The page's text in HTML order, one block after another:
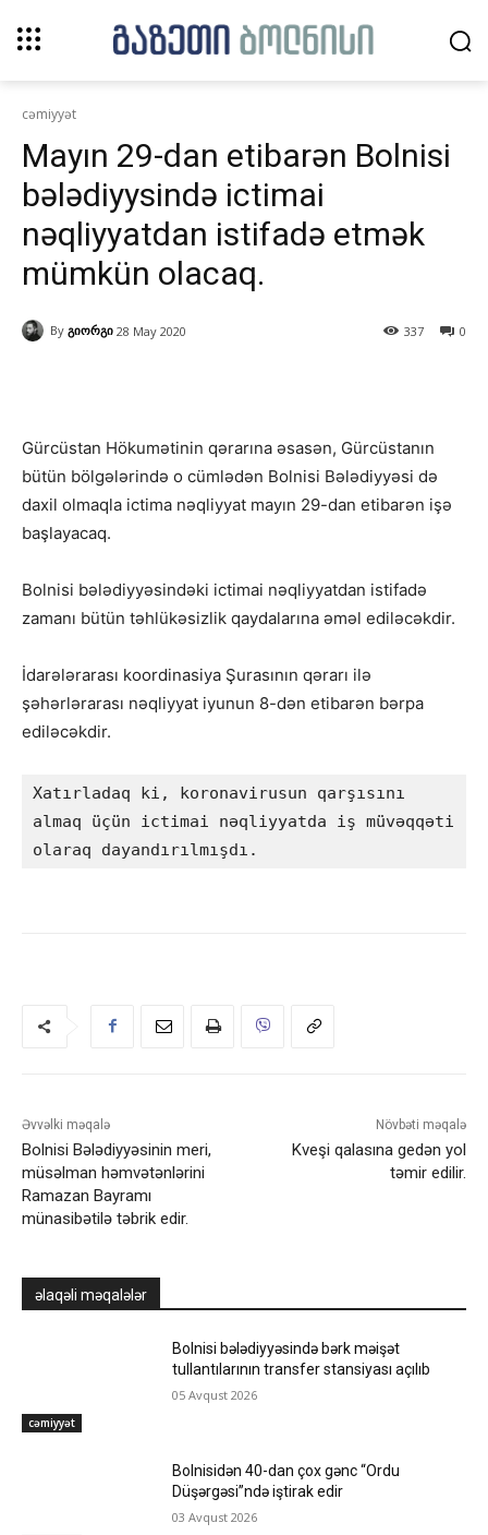
cəmiyyət
Mayın 29-dan etibarən Bolnisi
bələdiyysində ictimai
nəqliyyatdan istifadə etmək
mümkün olacaq.
By გიორგი 28 May 2020 0
337
Gürcüstan Hökumətinin qərarına əsasən, Gürcüstanın
bütün bölgələrində o cümlədən Bolnisi Bələdiyyəsi də
daxil olmaqla ictima nəqliyyat mayın 29-dan etibarən işə
başlayacaq.
Bolnisi bələdiyyəsindəki ictimai nəqliyyatdan istifadə
zamanı bütün təhlükəsizlik qaydalarına əməl ediləcəkdir.
İdarələrarası koordinasiya Şurasının qərarı ilə
şəhərlərarası nəqliyyat iyunun 8-dən etibarən bərpa
ediləcəkdir.
Xatırladaq ki, koronavirusun qarşısını
almaq üçün ictimai nəqliyyatda iş müvəqqəti
olaraq dayandırılmışdı.
Əvvəlki məqalə
Bolnisi Bələdiyyəsinin meri,
müsəlman həmvətənlərini
Ramazan Bayramı
münasibətilə təbrik edir.
Növbəti məqalə
Kveşi qalasına gedən yol
təmir edilir.
əlaqəli məqalələr
cəmiyyət
Bolnisi bələdiyyəsində bərk məişət
tullantılarının transfer stansiyası açılıb
05 Avqust 2026
Bolnisidən 40-dan çox gənc “Ordu
Düşərgəsi”ndə iştirak edir
03 Avqust 2026